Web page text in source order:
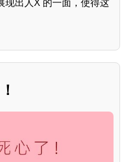
现出人X 的一面，使得这